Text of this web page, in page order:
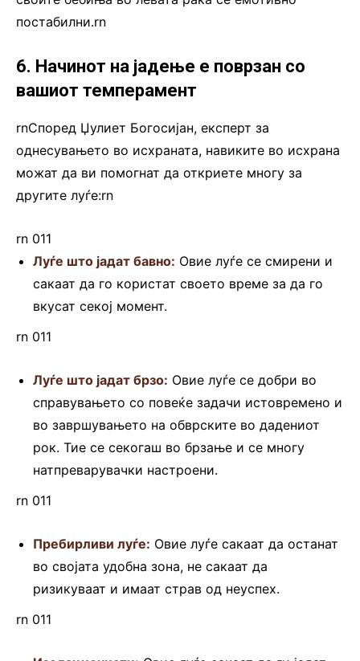
постабилни.rn
6. Начинот на јадење е поврзан со
вашиот темперамент
rnСпоред Џулиет Богосијан, експерт за
однесувањето во исхраната, навиките во исхрана
можат да ви помогнат да откриете многу за
другите луѓе:rn
rn 011
Луѓе што јадат бавно: Овие луѓе се смирени и
сакаат да го користат своето време за да го
вкусат секој момент.
rn 011
Луѓе што јадат брзо: Овие луѓе се добри во
справувањето со повеќе задачи истовремено и
во завршувањето на обврските во дадениот
рок. Тие се секогаш во брзање и се многу
натпреварувачки настроени.
rn 011
Пребирливи луѓе: Овие луѓе сакаат да останат
во својата удобна зона, не сакаат да
ризикуваат и имаат страв од неуспех.
rn 011